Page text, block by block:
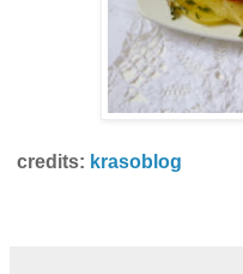
credits: krasoblog